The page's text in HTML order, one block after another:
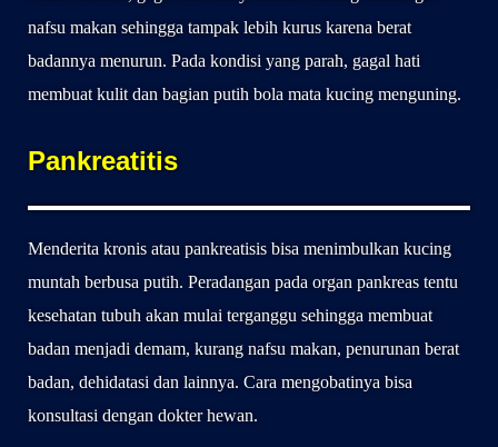
nafsu makan sehingga tampak lebih kurus karena berat
badannya menurun. Pada kondisi yang parah, gagal hati
membuat kulit dan bagian putih bola mata kucing menguning.
Pankreatitis
Menderita kronis atau pankreatisis bisa menimbulkan kucing
muntah berbusa putih. Peradangan pada organ pankreas tentu
kesehatan tubuh akan mulai terganggu sehingga membuat
badan menjadi demam, kurang nafsu makan, penurunan berat
badan, dehidatasi dan lainnya. Cara mengobatinya bisa
konsultasi dengan dokter hewan.